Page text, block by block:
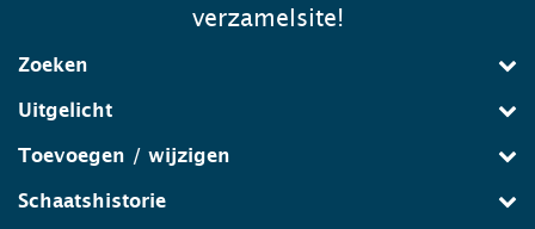
verzamelsite!
Zoeken
Uitgelicht
Toevoegen / wijzigen
Schaatshistorie